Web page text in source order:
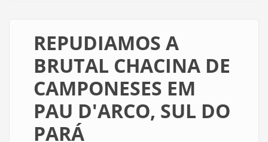
REPUDIAMOS A
BRUTAL CHACINA DE
CAMPONESES EM
PAU D'ARCO, SUL DO
PARÁ